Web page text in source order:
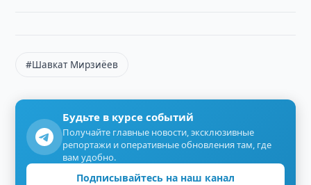
#Шавкат Мирзиёев
Будьте в курсе событий
Получайте главные новости, эксклюзивные
репортажи и оперативные обновления там, где
вам удобно.
Подписывайтесь на наш канал